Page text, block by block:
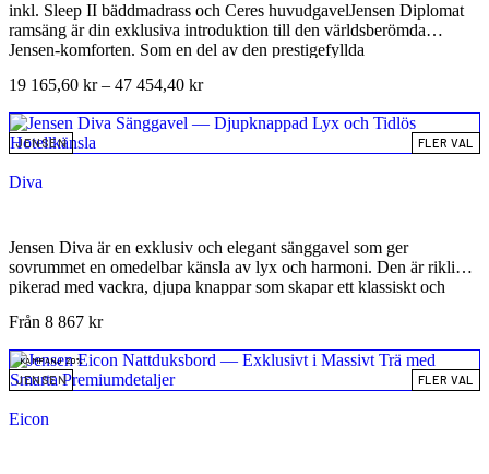
inkl. Sleep II bäddmadrass och Ceres huvudgavelJensen Diplomat
ramsäng är din exklusiva introduktion till den världsberömda
Jensen-komforten. Som en del av den prestigefyllda
hantverkstradition med modern ergonomi, vilket gör den till det
perfekta valet för dig som söker en premium-sömnupplevelse till ett
attraktivt pris. Detta paket inkluderar den populära Diplomat
ramsängen, en lyxig Sleep II bäddmadrass och en stilren Ceres
hållbara material är Diplomat en investering i både din hälsa och ditt
19 165,60 kr – 47 454,40 kr
JENSEN FLER VAL
Diva
Jensen Diva är en exklusiv och elegant sänggavel som ger
sovrummet en omedelbar känsla av lyx och harmoni. Den är rikligt
pikerad med vackra, djupa knappar som skapar ett klassiskt och
textilklädda ytan ger dessutom både visuellt djup och en behaglig
känsla när du sitter upp i sängen. Med sin gedigna konstruktion och
generösa mått är Diva en sänggavel som kombinerar lyx, kvalitet
och tidlös design för ditt drömsovrum.
Från 8 867 kr
KAMPANJ 20%
JENSEN FLER VAL
Eicon